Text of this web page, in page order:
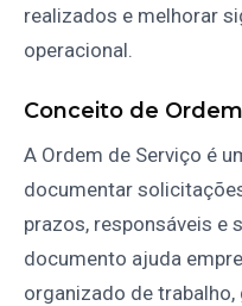
realizados e melhorar
operacional.
Conceito de
A Ordem de Serviço é
documentar
prazos, responsáveis e
documento ajuda
organizado de